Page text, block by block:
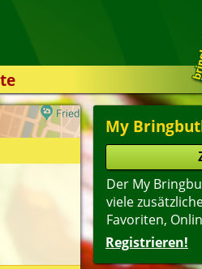
My
Der My
viele
Favoriten,
Registrieren!